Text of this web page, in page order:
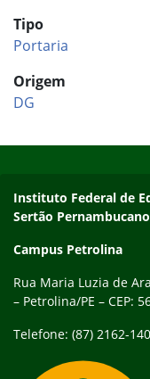
Tipo
Portaria
Origem
DG
Endereço
Instituto Federal de
Sertão Pernambucano
Campus Petrolina
Rua Maria Luzia de
– Petrolina/PE – CEP:
Telefone: (87) 2162-